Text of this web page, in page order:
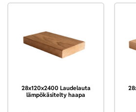
28x120x2400 Laudelauta
lämpökäsitelty haapa